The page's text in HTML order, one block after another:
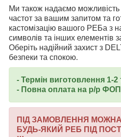
Ми також надаємо можливість
частот за вашим запитом та
кастомізацію вашого РЕБа з
символів та інших
Оберіть надійний захист з
безпеки та спокою.
- Термін виготовлення 1-2
- Повна оплата на р/р ФОП
ПІД ЗАМОВЛЕННЯ
БУДЬ-ЯКИЙ РЕБ ПІД